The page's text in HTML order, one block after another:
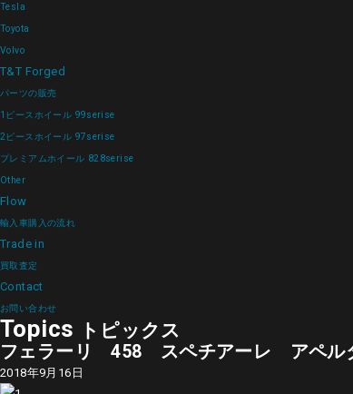
Tesla
Toyota
Volvo
T&T Forged
パーツの販売
1ピースホイール 99serise
2ピースホイール 97serise
プレミアムホイール 828serise
Other
Flow
輸入車購入の流れ
Trade in
買取査定
Contact
お問い合わせ
Topics トピックス
フェラーリ 458 スペチアーレ アペル
2018年9月16日